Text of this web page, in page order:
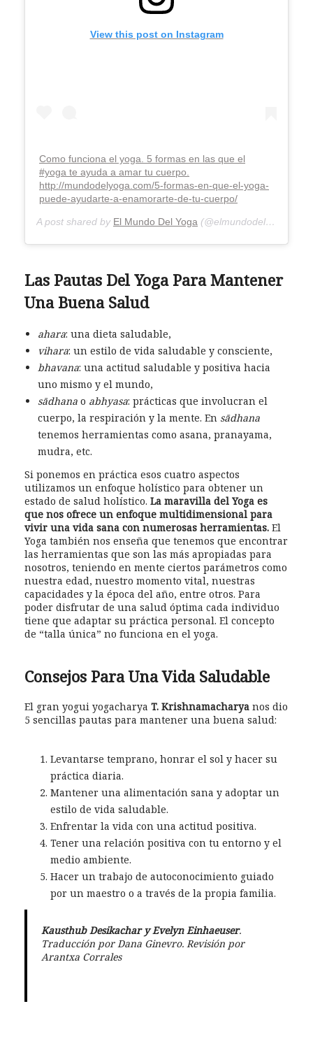
View this post on Instagram
Como funciona el yoga. 5 formas en las que el
#yoga te ayuda a amar tu cuerpo.
http://mundodelyoga.com/5-formas-en-que-el-yoga-
puede-ayudarte-a-enamorarte-de-tu-cuerpo/
A post shared by El Mundo Del Yoga (@elmundodelyoga) on
Las Pautas Del Yoga Para Mantener
Una Buena Salud
ahara: una dieta saludable,
vihara: un estilo de vida saludable y consciente,
bhavana: una actitud saludable y positiva hacia
uno mismo y el mundo,
sādhanao abhyasa: prácticas que involucran el
cuerpo, la respiración y la mente. En sādhana
tenemos herramientas como asana, pranayama,
mudra, etc.
Si ponemos en práctica esos cuatro aspectos
utilizamos un enfoque holístico para obtener un
estado de salud holístico. La maravilla del Yoga es
que nos ofrece un enfoque multidimensional para
vivir una vida sana con numerosas herramientas. El
Yoga también nos enseña que tenemos que encontrar
las herramientas que son las más apropiadas para
nosotros, teniendo en mente ciertos parámetros como
nuestra edad, nuestro momento vital, nuestras
capacidades y la época del año, entre otros. Para
poder disfrutar de una salud óptima cada individuo
tiene que adaptar su práctica personal. El concepto
de “talla única” no funciona en el yoga.
Consejos Para Una Vida Saludable
El gran yogui yogacharya T. Krishnamacharya nos dio
5 sencillas pautas para mantener una buena salud:
Levantarse temprano, honrar el sol y hacer su
práctica diaria.
Mantener una alimentación sana y adoptar un
estilo de vida saludable.
Enfrentar la vida con una actitud positiva.
Tener una relación positiva con tu entorno y el
medio ambiente.
Hacer un trabajo de autoconocimiento guiado
por un maestro o a través de la propia familia.
Kausthub Desikachar y Evelyn Einhaeuser.
Traducción por Dana Ginevro. Revisión por
Arantxa Corrales